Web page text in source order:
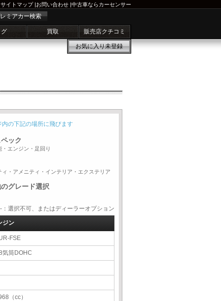
サイトマップ|お問い合わせ |中古車ならカーセンサー
ミアカー検索
買取 販売店クチコミ
お気に入り未登録
内の下記の場所に飛びます
ック
・エンジン・足回り
ィ・アメニティ・インテリア・エクステリア
グレード選択
択不可、またはディーラーオプション
ジン
FSE
気筒DOHC
（cc）